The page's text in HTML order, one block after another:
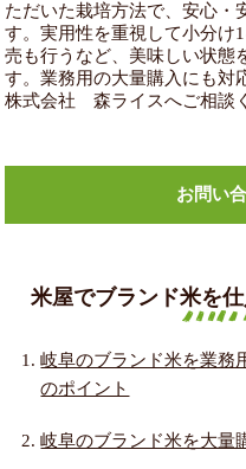
ただいた栽培方法で、安心・
す。実用性を重視して小分け
売も行うなど、美味しい状態
す。業務用の大量購入にも対
株式会社 森ライスへご相談
お問い
米屋でブランド米を
岐阜のブランド米を業務
のポイント
岐阜のブランド米を大量